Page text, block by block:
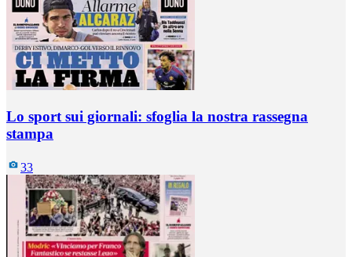
Lo sport sui giornali: sfoglia la nostra rassegna
stampa
33